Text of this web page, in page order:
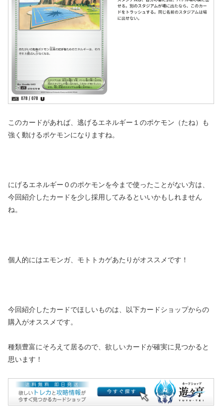
このカードがあれば、逃げるエネルギー１のポケモン（たね）も
強く動けるポケモンになりますね。
にげるエネルギー０のポケモンを今まで使ったことがない方は、
今回紹介したカードを少し採用してみるといいかもしれません
ね。
個人的にはエモンガ、モトトカゲあたりがオススメです！
今回紹介したカードでほしいものは、以下カードショップからの
購入がオススメです。
種類豊富にそろえて居るので、欲しいカードが確実に見つかると
思います！